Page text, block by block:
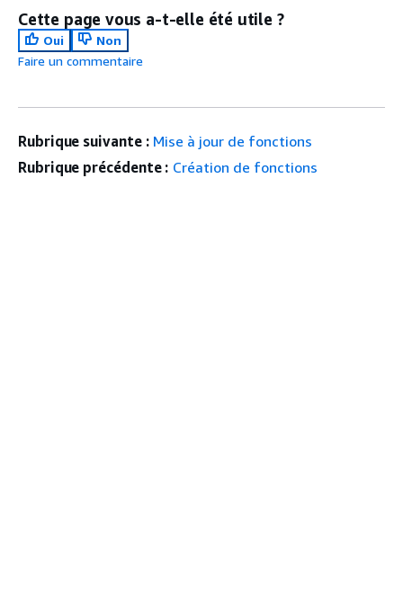
Cette page vous a-t-elle été utile ?
Oui
Non
Faire un commentaire
Rubrique suivante : Mise à jour de fonctions
Rubrique précédente : Création de fonctions